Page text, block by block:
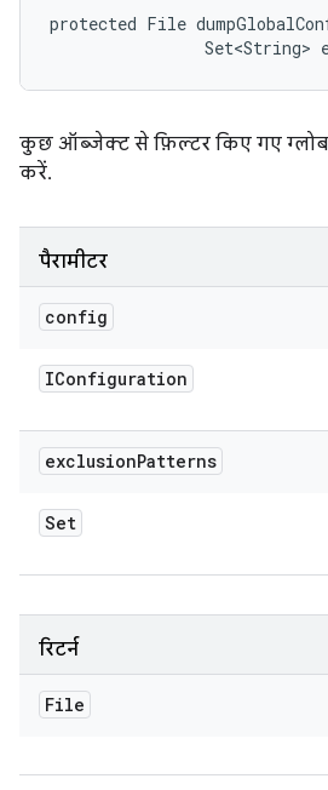
protected File
Set<String>
कुछ ऑब्जेक्ट से फ़िल्टर किए गए
करें.
पैरामीटर
config
IConfiguration
exclusionPatterns
Set
रिटर्न
File